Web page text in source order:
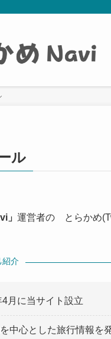
ル
」 運営者の とらかめ
紹介
4月に当サイト設立
中心とした旅行情報を